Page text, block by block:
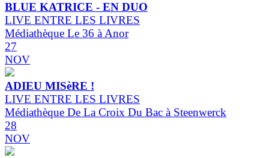
BLUE KATRICE - EN DUO
LIVE ENTRE LES LIVRES
Médiathèque Le 36 à Anor
27
NOV
ADIEU MISèRE !
LIVE ENTRE LES LIVRES
Médiathèque De La Croix Du Bac à Steenwerck
28
NOV